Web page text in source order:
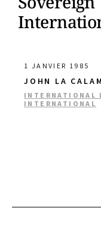
1 JANVIER 1985
JOHN LA
INTERNATIONAL
INTERNATIONAL